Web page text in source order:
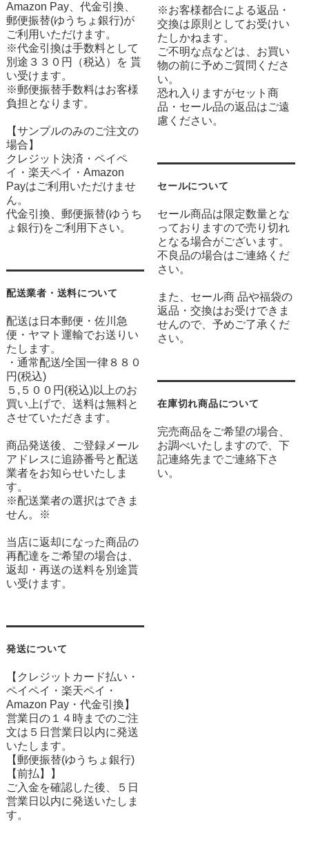
Amazon Pay、代金引換、
郵便振替(ゆうちょ銀行)が
ご利用いただけます。
※代金引換は手数料として
別途３３０円（税込）を 貰
い受けます。
※郵便振替手数料はお客様
負担となります。
【サンプルのみのご注文の
場合】
クレジット決済・ペイペ
イ・楽天ペイ・Amazon
Payはご利用いただけませ
ん。
代金引換、郵便振替(ゆうち
ょ銀行)をご利用下さい。
配送業者・送料について
配送は日本郵便・佐川急
便・ヤマト運輸でお送りい
たします。
・通常配送/全国一律８８０
円(税込)
５,５００円(税込)以上のお
買い上げで、送料は無料と
させていただきます。
商品発送後、ご登録メール
アドレスに追跡番号と配送
業者をお知らせいたしま
す。
※配送業者の選択はできま
せん。※
当店に返却になった商品の
再配達をご希望の場合は、
返却・再送の送料を別途貰
い受けます。
発送について
【クレジットカード払い・
ペイペイ・楽天ペイ・
Amazon Pay・ 代金引換】
営業日の１４時までのご注
文は５日営業日以内に発送
いたします。
【郵便振替(ゆうちょ銀行)
【前払】】
ご入金を確認した後、５日
営業日以内に発送いたしま
す。
※お客様都合による返品・
交換は原則としてお受けい
たしかねます。
ご不明な点などは、お買い
物の前に予めご質問くださ
い。
恐れ入りますがセット商
品・セール品の返品はご遠
慮ください。
セールについて
セール商品は限定数量とな
っておりますので売り切れ
となる場合がございます。
不良品の場合はご連絡くだ
さい。
また、セール商 品や福袋の
返品・交換はお受けできま
せんので、予めご了承くだ
さい。
在庫切れ商品について
完売商品をご希望の場合、
お調べいたしますので、下
記連絡先までご連絡下さ
い。